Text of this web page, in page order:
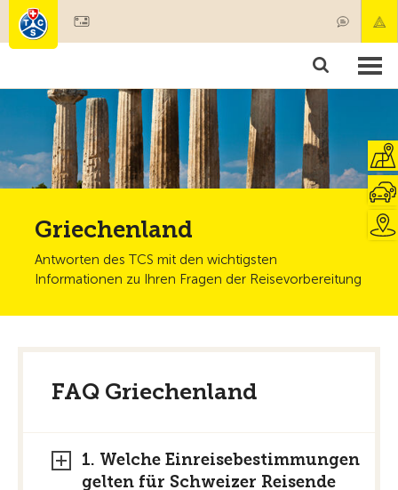
Mitgliedschaft & Leistungen
Test, Sicherheit & Gesundheit
Griechenland
Antworten des TCS mit den wichtigsten
Informationen zu Ihren Fragen der Reisevorbereitung
FAQ Griechenland
1. Welche Einreisebestimmungen
gelten für Schweizer Reisende